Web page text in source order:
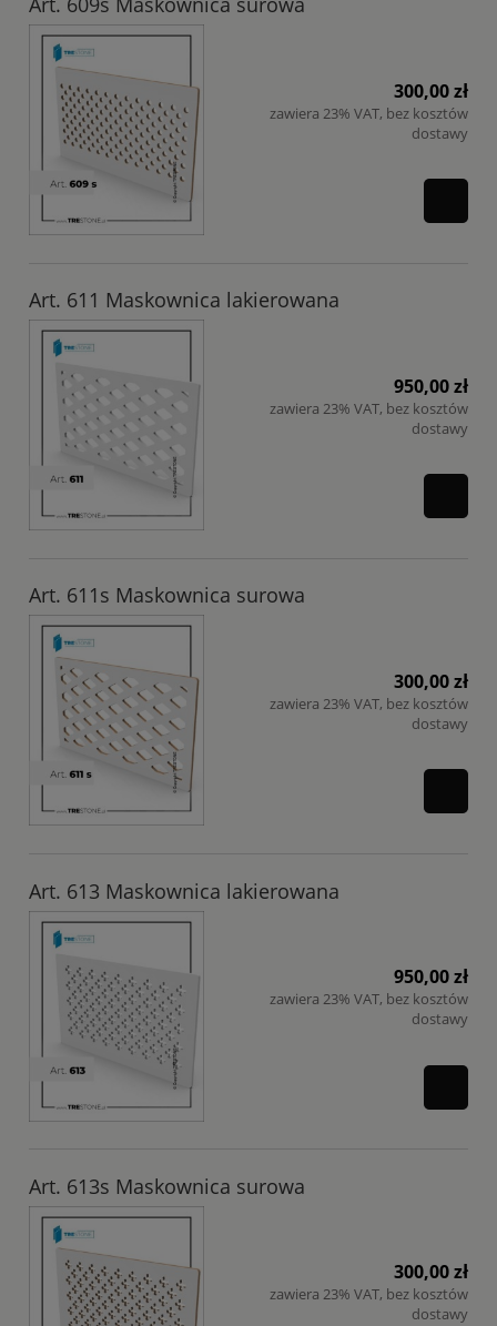
300,00 zł
zawiera 23% VAT, bez kosztów
dostawy
Art. 611 Maskownica lakierowana
950,00 zł
zawiera 23% VAT, bez kosztów
dostawy
Art. 611s Maskownica surowa
300,00 zł
zawiera 23% VAT, bez kosztów
dostawy
Art. 613 Maskownica lakierowana
950,00 zł
zawiera 23% VAT, bez kosztów
dostawy
Art. 613s Maskownica surowa
300,00 zł
zawiera 23% VAT, bez kosztów
dostawy